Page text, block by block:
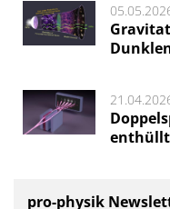
enthüllt
pro-physik